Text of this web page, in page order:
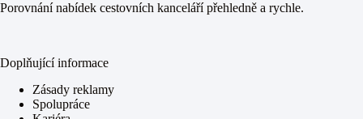
Porovnání nabídek cestovních kanceláří přehledně a rychle.
Doplňující informace
Zásady reklamy
Spolupráce